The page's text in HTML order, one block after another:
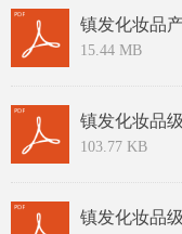
镇发化妆品
15.44 MB
103.77 KB